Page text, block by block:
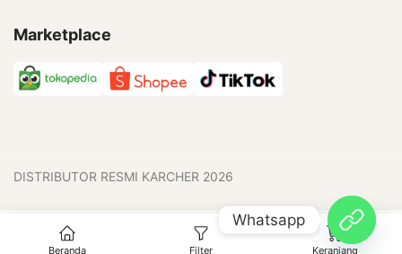
Marketplace
DISTRIBUTOR RESMI KARCHER 2026
Beranda Filter
0
Keranjang
Whatsapp